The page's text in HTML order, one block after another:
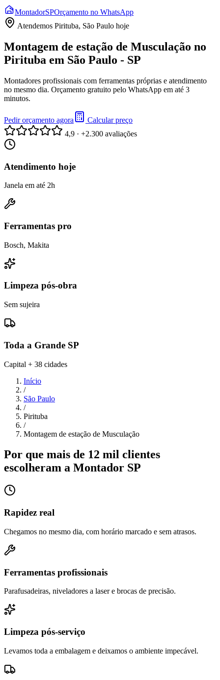
MontadorSPOrçamento no WhatsApp
Atendemos Pirituba, São Paulo hoje
Montagem de estação de Musculação no
Pirituba em São Paulo - SP
Montadores profissionais com ferramentas próprias e atendimento
no mesmo dia. Orçamento gratuito pelo WhatsApp em até 3
minutos.
Pedir orçamento agora
Calcular preço
4,9 · +2.300 avaliações
Atendimento hoje
Janela em até 2h
Ferramentas pro
Bosch, Makita
Limpeza pós-obra
Sem sujeira
Toda a Grande SP
Capital + 38 cidades
Início
/
São Paulo
/
Pirituba
/
Montagem de estação de Musculação
Por que mais de 12 mil clientes
escolheram a Montador SP
Rapidez real
Chegamos no mesmo dia, com horário marcado e sem atrasos.
Ferramentas profissionais
Parafusadeiras, niveladores a laser e brocas de precisão.
Limpeza pós-serviço
Levamos toda a embalagem e deixamos o ambiente impecável.